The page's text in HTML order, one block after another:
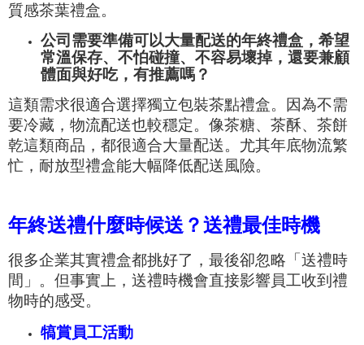
質感茶葉禮盒。
公司需要準備可以大量配送的年終禮盒，希望
常溫保存、不怕碰撞、不容易壞掉，還要兼顧
體面與好吃，有推薦嗎？
這類需求很適合選擇獨立包裝茶點禮盒。因為不需
要冷藏，物流配送也較穩定。像茶糖、茶酥、茶餅
乾這類商品，都很適合大量配送。尤其年底物流繁
忙，耐放型禮盒能大幅降低配送風險。
年終送禮什麼時候送？送禮最佳時機
很多企業其實禮盒都挑好了，最後卻忽略「送禮時
間」。但事實上，送禮時機會直接影響員工收到禮
物時的感受。
犒賞員工活動